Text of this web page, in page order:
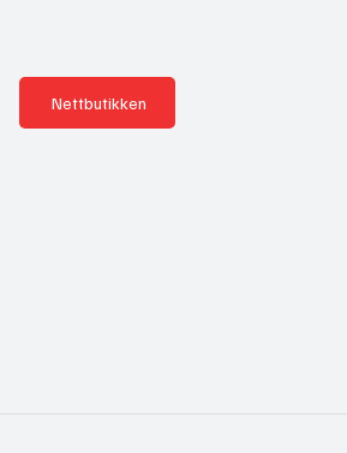
Nettbutikken